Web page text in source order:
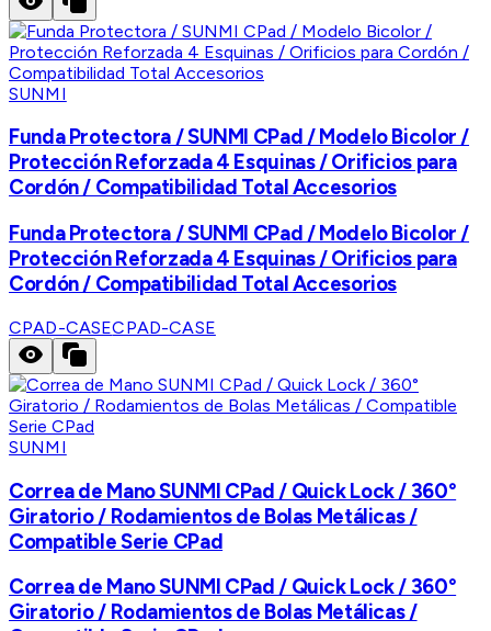
SUNMI
Funda Protectora / SUNMI CPad / Modelo Bicolor /
Protección Reforzada 4 Esquinas / Orificios para
Cordón / Compatibilidad Total Accesorios
Funda Protectora / SUNMI CPad / Modelo Bicolor /
Protección Reforzada 4 Esquinas / Orificios para
Cordón / Compatibilidad Total Accesorios
CPAD-CASECPAD-CASE
SUNMI
Correa de Mano SUNMI CPad / Quick Lock / 360°
Giratorio / Rodamientos de Bolas Metálicas /
Compatible Serie CPad
Correa de Mano SUNMI CPad / Quick Lock / 360°
Giratorio / Rodamientos de Bolas Metálicas /